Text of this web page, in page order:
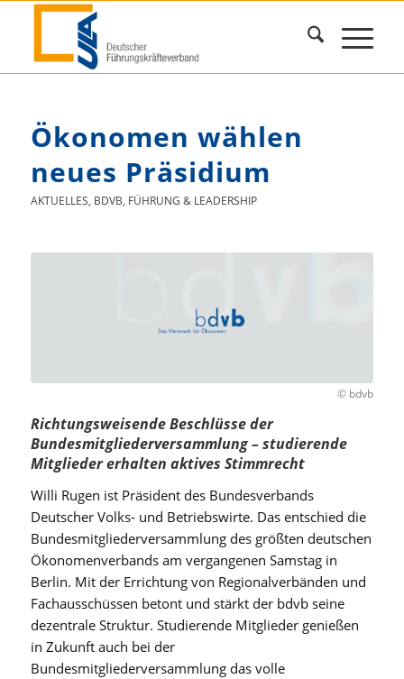
Ökonomen wählen
neues Präsidium
AKTUELLES, BDVB, FÜHRUNG & LEADERSHIP
© bdvb
Richtungsweisende Beschlüsse der
Bundesmitgliederversammlung – studierende
Mitglieder erhalten aktives Stimmrecht
Willi Rugen ist Präsident des Bundesverbands
Deutscher Volks- und Betriebswirte. Das entschied die
Bundesmitgliederversammlung des größten deutschen
Ökonomenverbands am vergangenen Samstag in
Berlin. Mit der Errichtung von Regionalverbänden und
Fachausschüssen betont und stärkt der bdvb seine
dezentrale Struktur. Studierende Mitglieder genießen
in Zukunft auch bei der
Bundesmitgliederversammlung das volle